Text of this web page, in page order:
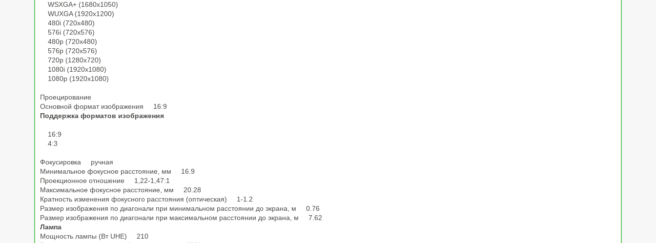
WSXGA+ (1680x1050)
WUXGA (1920x1200)
480i (720x480)
576i (720x576)
480p (720x480)
576p (720x576)
720p (1280x720)
1080i (1920x1080)
1080p (1920x1080)
Проецирование
Основной формат изображения 16:9
Поддержка форматов изображения
16:9
4:3
Фокусировка ручная
Минимальное фокусное расстояние, мм 16.9
Проекционное отношение 1,22-1,47:1
Максимальное фокусное расстояние, мм 20.28
Кратность изменения фокусного расстояния (оптическая) 1-1.2
Размер изображения по диагонали при минимальном расстоянии до экрана, м 0.76
Размер изображения по диагонали при максимальном расстоянии до экрана, м 7.62
Лампа
Мощность лампы (Вт UHE) 210